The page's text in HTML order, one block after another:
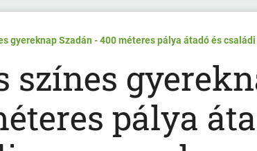
gyereknap Szadán - 400 méteres pálya átadó és
színes
pálya